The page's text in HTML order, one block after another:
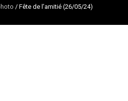
/ Fête de l’amitié (26/05/24)